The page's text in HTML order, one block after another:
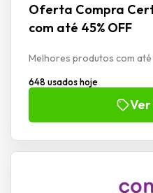
Oferta Compra
com até 45% OFF
Melhores produtos com até
648 usados hoje